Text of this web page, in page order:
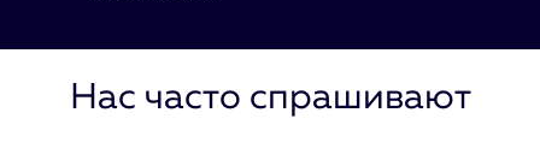
Нас часто спрашивают